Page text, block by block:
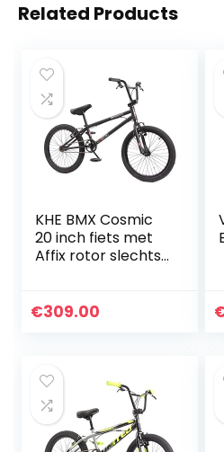
Related Products
KHE BMX Cosmic
20 inch fiets met
Affix rotor slechts
€309.00